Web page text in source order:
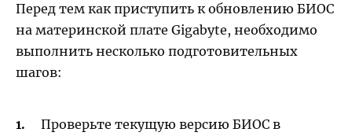
Перед тем как приступить к обновлению БИОС
на материнской плате Gigabyte, необходимо
выполнить несколько подготовительных
шагов:
Проверьте текущую версию БИОС в